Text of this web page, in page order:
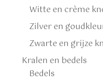
Witte en crème
Zilver en
Zwarte en grijze
Kralen en bedels
Bedels